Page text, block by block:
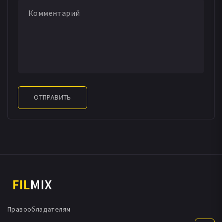
ОТПРАВИТЬ
FILMIX
Правообладателям